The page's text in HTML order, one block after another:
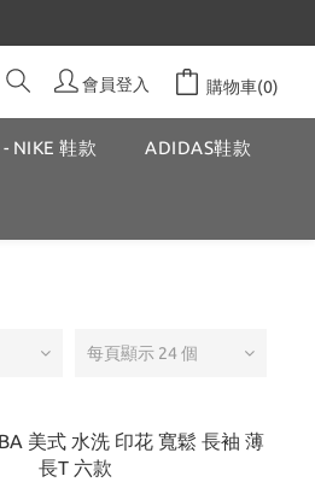
會員登入 購物車(0)
- NIKE 鞋款 ADIDAS鞋款
每頁顯示 24 個